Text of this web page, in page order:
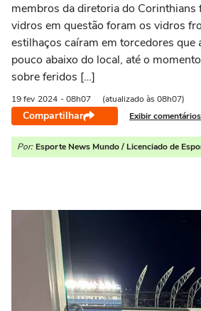
membros da diretoria do Corinthians
vidros em questão foram os vidros
estilhaços caíram em torcedores que
pouco abaixo do local, até o
sobre feridos […]
19 fev 2024 - 08h07 (atualizado às 08h07)
Compartilhar Exibir comentários
Por: Esporte News Mundo / Licenciado de